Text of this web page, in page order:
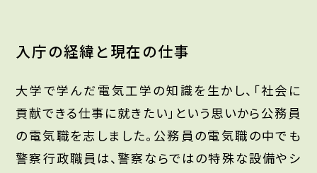
入庁の経緯と現在の仕事
大学で学んだ電気工学の知識を生かし、「社会に
貢献できる仕事に就きたい」という思いから公務員
の電気職を志しました。公務員の電気職の中でも
警察行政職員は、警察ならではの特殊な設備やシ